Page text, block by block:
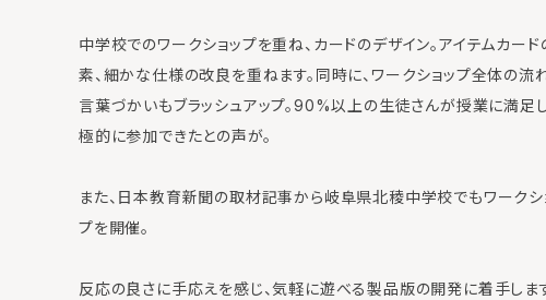
中学校でのワークショップを重ね、カードのデザイン。アイテムカード
素、細かな仕様の改良を重ねます。同時に、ワークショップ全体の流
言葉づかいもブラッシュアップ。90%以上の生徒さんが授業に満足
極的に参加できたとの声が。
また、日本教育新聞の取材記事から岐阜県北稜中学校でもワークシ
プを開催。
反応の良さに手応えを感じ、気軽に遊べる製品版の開発に着手しま